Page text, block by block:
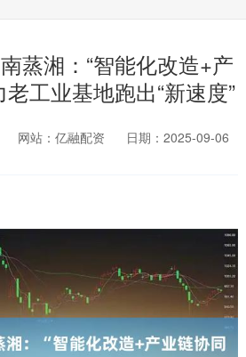
蒸湘：“智能化改造+产
工业基地跑出“新速度”
网站：亿融配资
日期：2025-09-06